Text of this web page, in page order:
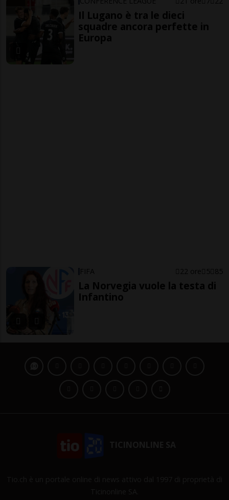
Il Lugano è tra le dieci
squadre ancora perfette in
Europa
FIFA 22 ore 5 85
La Norvegia vuole la testa di
Infantino